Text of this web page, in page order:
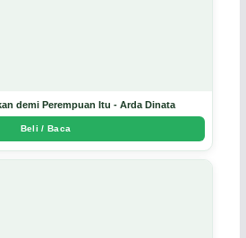
demi Perempuan Itu - Arda Dinata
Beli / Baca